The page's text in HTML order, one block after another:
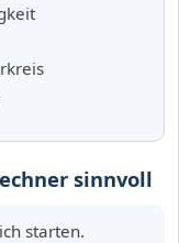
sinnvoll
starten.